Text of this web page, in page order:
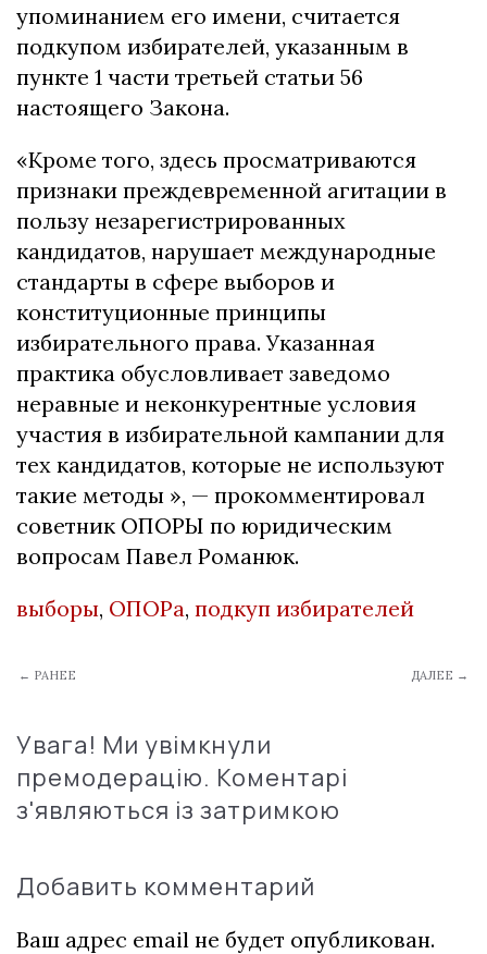
упоминанием его имени, считается
подкупом избирателей, указанным в
пункте 1 части третьей статьи 56
настоящего Закона.
«Кроме того, здесь просматриваются
признаки преждевременной агитации в
пользу незарегистрированных
кандидатов, нарушает международные
стандарты в сфере выборов и
конституционные принципы
избирательного права. Указанная
практика обусловливает заведомо
неравные и неконкурентные условия
участия в избирательной кампании для
тех кандидатов, которые не используют
такие методы », — прокомментировал
советник ОПОРЫ по юридическим
вопросам Павел Романюк.
выборы, ОПОРа, подкуп избирателей
← РАНЕЕ ДАЛЕЕ →
Увага! Ми увімкнули
премодерацію. Коментарі
з'являються із затримкою
Добавить комментарий
Ваш адрес email не будет опубликован.